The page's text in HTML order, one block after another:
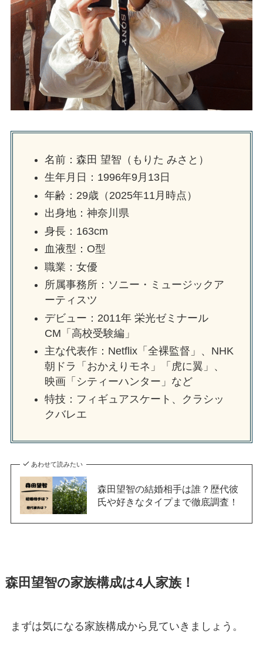
名前：森田 望智（もりた みさと）
生年月日：1996年9月13日
年齢：29歳（2025年11月時点）
出身地：神奈川県
身長：163cm
血液型：O型
職業：女優
所属事務所：ソニー・ミュージックア
ーティスツ
デビュー：2011年 栄光ゼミナール
CM「高校受験編」
主な代表作：Netflix「全裸監督」、NHK
朝ドラ「おかえりモネ」「虎に翼」、
映画「シティーハンター」など
特技：フィギュアスケート、クラシッ
クバレエ
あわせて読みたい
森田望智の結婚相手は誰？歴代彼
氏や好きなタイプまで徹底調査！
森田望智の家族構成は4人家族！
まずは気になる家族構成から見ていきましょう。